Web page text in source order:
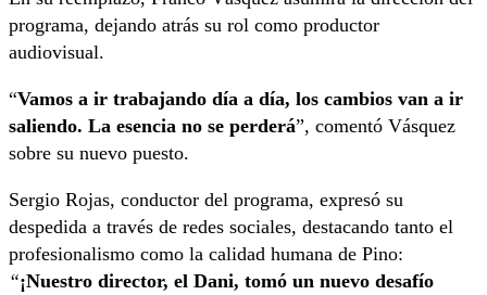
programa, dejando atrás su rol como productor
audiovisual.
“Vamos a ir trabajando día a día, los cambios van a ir
saliendo. La esencia no se perderá”, comentó Vásquez
sobre su nuevo puesto.
Sergio Rojas, conductor del programa, expresó su
despedida a través de redes sociales, destacando tanto el
profesionalismo como la calidad humana de Pino:
“¡Nuestro director, el Dani, tomó un nuevo desafío